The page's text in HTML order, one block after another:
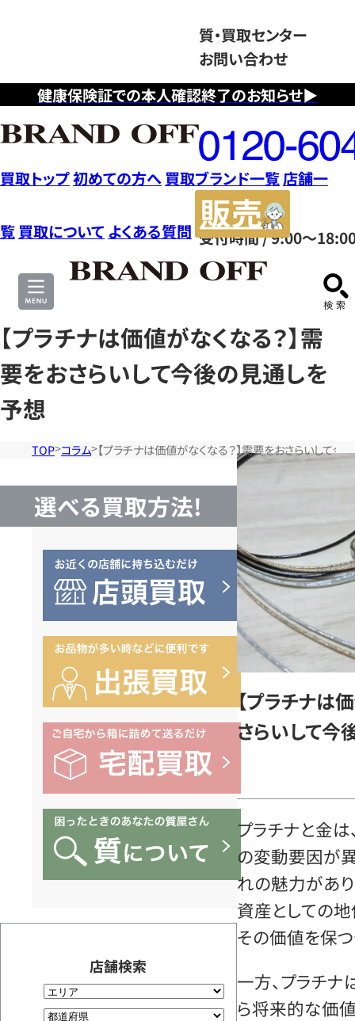
健康保険証での本人確認終了のお知らせ▶
質・買取センター
お問い合わせ
フ
リ
ー
ダ
イ
ヤ
ル
0120604117
受付時間 / 9:00～
買取トップ初めての方へ 買取ブランド一覧店舗一
覧 買取について よくある質問
サ
【プラチナは価値がなくなる？】需
要をおさらいして今後の見通しを
予想
TOP コラム 【プラチナは価値がなくなる？】需要をおさらいして今
選べる買取方法!
店舗検索
【プラチナは
さらいして今
プラチナと金
の変動要因が
れの魅力があ
資産としての
その価値を保
一方、プラチ
ら将来的な価